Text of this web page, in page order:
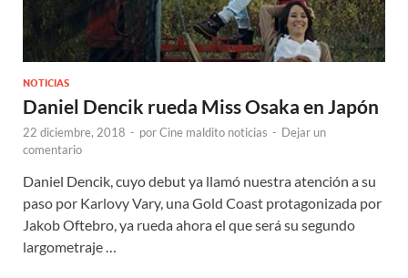
NOTICIAS
Daniel Dencik rueda Miss Osaka en Japón
22 diciembre, 2018 - porCine maldito noticias - Dejar un
comentario
Daniel Dencik, cuyo debut ya llamó nuestra atención a su
paso por Karlovy Vary, una Gold Coast protagonizada por
Jakob Oftebro, ya rueda ahora el que será su segundo
largometraje …